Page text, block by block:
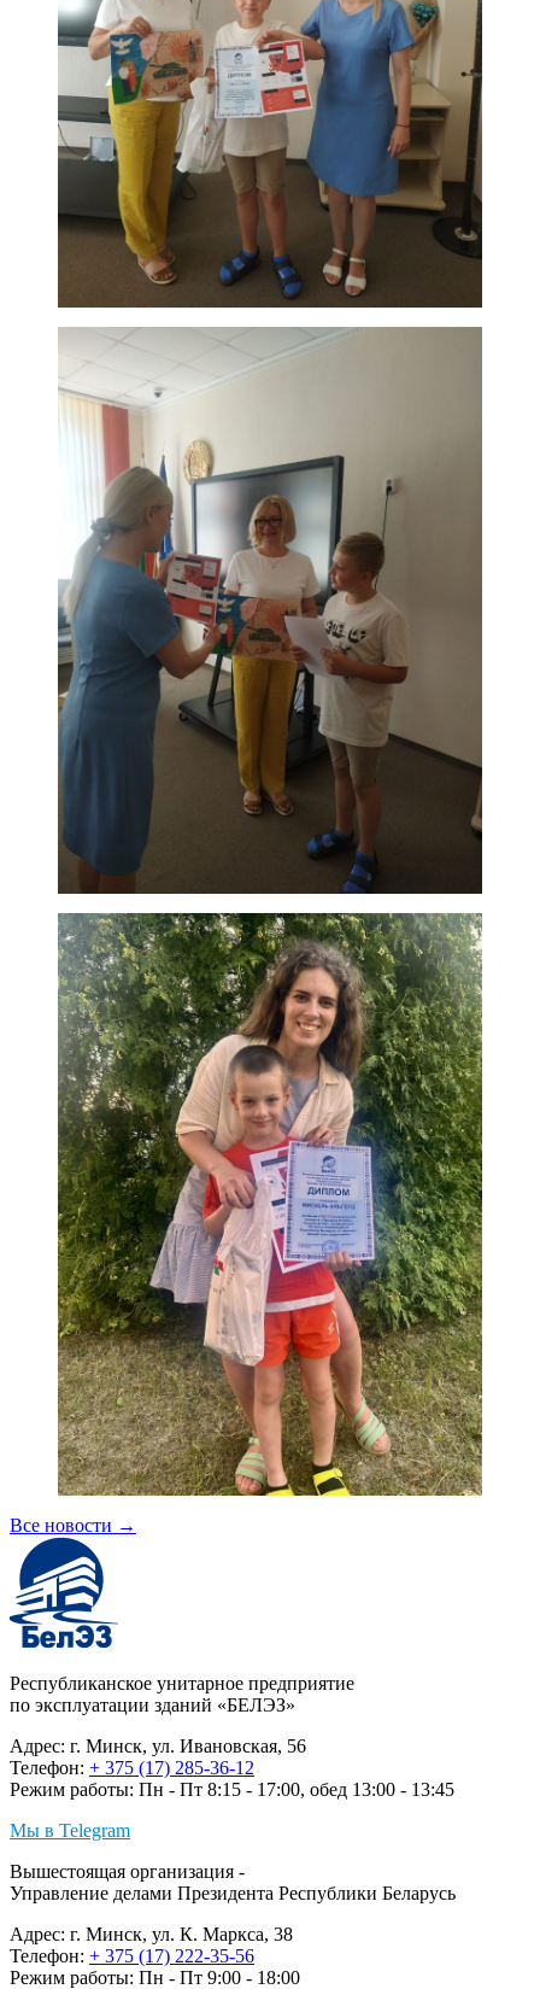
Все новости →
Республиканское унитарное предприятие
по эксплуатации зданий «БЕЛЭЗ»
Адрес: г. Минск, ул. Ивановская, 56
Телефон: + 375 (17) 285-36-12
Режим работы: Пн - Пт 8:15 - 17:00, обед 13:00 - 13:45
Мы в Telegram
Вышестоящая организация -
Управление делами Президента Республики Беларусь
Адрес: г. Минск, ул. К. Маркса, 38
Телефон: + 375 (17) 222-35-56
Режим работы: Пн - Пт 9:00 - 18:00